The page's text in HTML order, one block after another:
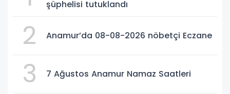
şüphelisi tutuklandı
2 Anamur’da 08-08-2026 nöbetçi Eczane
3 7 Ağustos Anamur Namaz Saatleri